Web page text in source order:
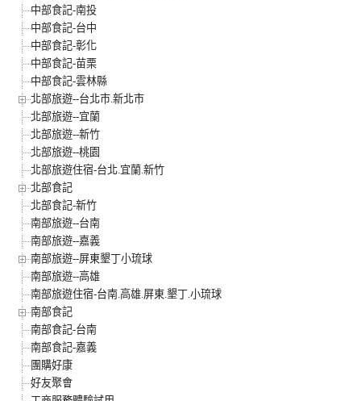
中部食記-南投
中部食記-台中
中部食記-彰化
中部食記-苗栗
中部食記-雲林縣
北部旅遊--台北市.新北市
北部旅遊--宜蘭
北部旅遊--新竹
北部旅遊--桃園
北部旅遊住宿-台北.宜蘭.新竹
北部食記
北部食記-新竹
南部旅遊--台南
南部旅遊--嘉義
南部旅遊--屏東墾丁小琉球
南部旅遊--高雄
南部旅遊住宿-台南.高雄.屏東.墾丁.小琉球
南部食記
南部食記-台南
南部食記-嘉義
團購好康
好友聚會